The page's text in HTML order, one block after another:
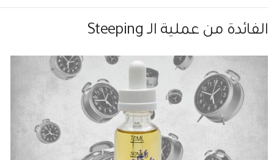
الفائدة من عملية الـ Steeping